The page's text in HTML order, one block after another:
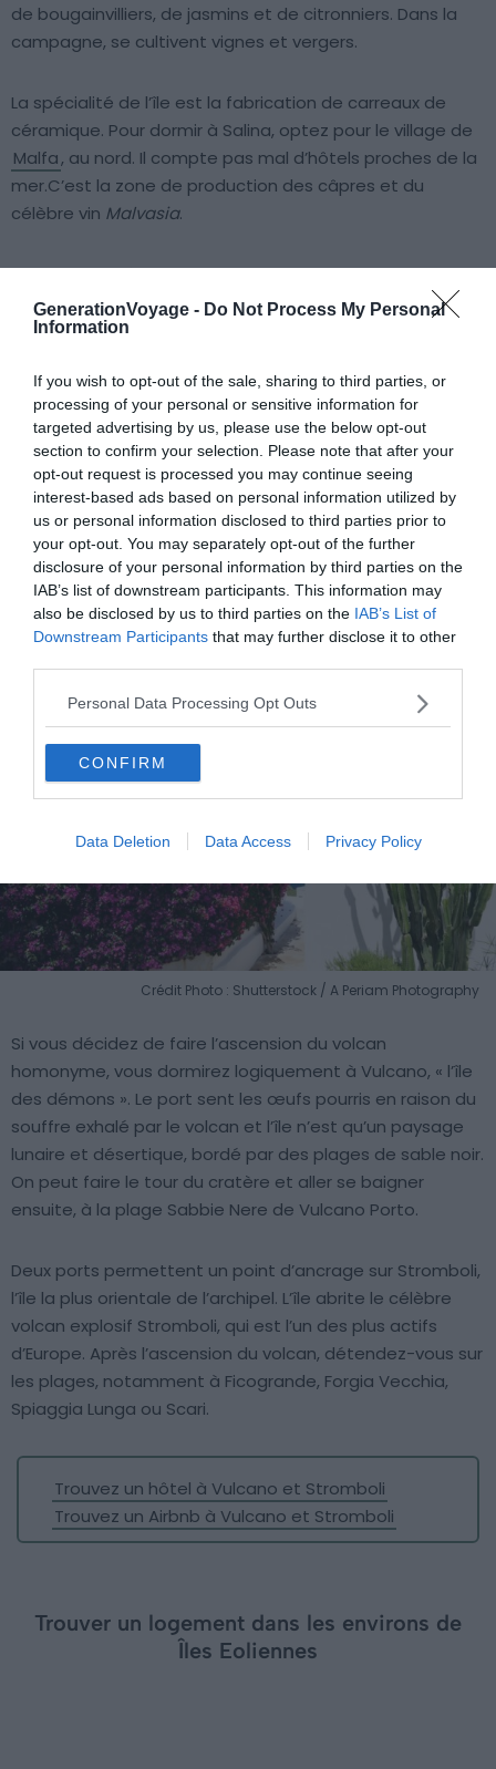
GenerationVoyage - Do Not Process My Personal
Information
If you wish to opt-out of the sale, sharing to third parties, or
processing of your personal or sensitive information for
targeted advertising by us, please use the below opt-out
section to confirm your selection. Please note that after your
opt-out request is processed you may continue seeing
interest-based ads based on personal information utilized by
us or personal information disclosed to third parties prior to
your opt-out. You may separately opt-out of the further
disclosure of your personal information by third parties on the
IAB’s list of downstream participants. This information may
also be disclosed by us to third parties on the IAB’s List of
Downstream Participants that may further disclose it to other
Personal Data Processing Opt Outs
CONFIRM
Data Deletion Data Access Privacy Policy
de bougainvilliers, de jasmins et de citronniers. Dans la
campagne, se cultivent vignes et vergers.
La spécialité de l’île est la fabrication de carreaux de
céramique. Pour dormir à Salina, optez pour le village de
Malfa, au nord. Il compte pas mal d’hôtels proches de la
mer.C’est la zone de production des câpres et du
célèbre vin Malvasia.
Vous pourrez également randonner sur les pentes des
deux volcans éteints de l’île : leFossa delle Felci(à 961
mètres d’altitude) et le
Leni, à l’intérieur des terres et dans un paradis de
verdure.
Trouvez un hôtel à Salina
Trouvez un Airbnb à Salina
Vulcanoet Stromboli
Crédit Photo : Shutterstock / A Periam Photography
Si vous décidez de faire l’ascension du volcan
homonyme, vous dormirez logiquement à Vulcano, « l’île
des démons ». Le port sent les œufs pourris en raison du
souffre exhalé par le volcan et l’île n’est qu’un paysage
lunaire et désertique, bordé par des plages de sable noir.
On peut faire le tour du cratère et aller se baigner
ensuite, à la plage Sabbie Nere de Vulcano Porto.
Deux ports permettent un point d’ancrage sur Stromboli,
l’île la plus orientale de l’archipel. L’île abrite le célèbre
volcan explosif Stromboli, qui est l’un des plus actifs
d’Europe. Après l’ascension du volcan, détendez-vous sur
les plages, notamment à Ficogrande, Forgia Vecchia,
Spiaggia Lunga ou Scari.
Trouvez un hôtel à Vulcano et Stromboli
Trouvez un Airbnb à Vulcano et Stromboli
Trouver un logement dans les environs de
Îles Eoliennes